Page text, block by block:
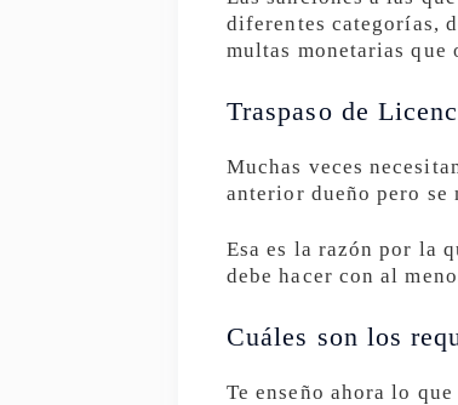
diferentes categorías,
multas monetarias que
Traspaso de
Muchas veces
anterior dueño pero
Esa es la razón por la
debe hacer con al
Cuáles son los
Te enseño ahora lo